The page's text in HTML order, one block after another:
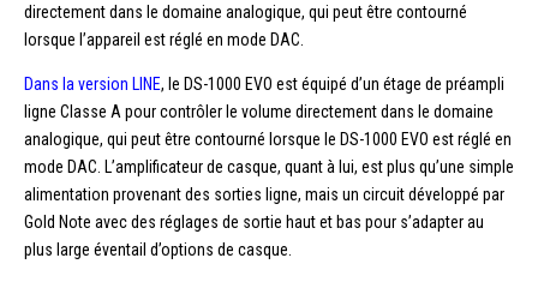
directement dans le domaine analogique, qui peut être contourné
lorsque l’appareil est réglé en mode DAC.
Dans la version LINE, le DS-1000 EVO est équipé d’un étage de préampli
ligne Classe A pour contrôler le volume directement dans le domaine
analogique, qui peut être contourné lorsque le DS-1000 EVO est réglé en
mode DAC. L’amplificateur de casque, quant à lui, est plus qu’une simple
alimentation provenant des sorties ligne, mais un circuit développé par
Gold Note avec des réglages de sortie haut et bas pour s’adapter au
plus large éventail d’options de casque.